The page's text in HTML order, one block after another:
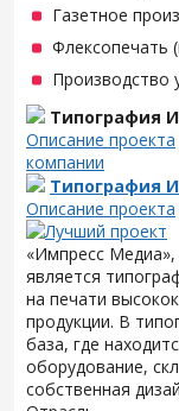
Газетное
Флексопечать
Производство
Типография
Описание проекта
компании
Типография
Описание проекта
«Импресс Медиа»,
является
на печати
продукции. В
база, где
оборудование,
собственная